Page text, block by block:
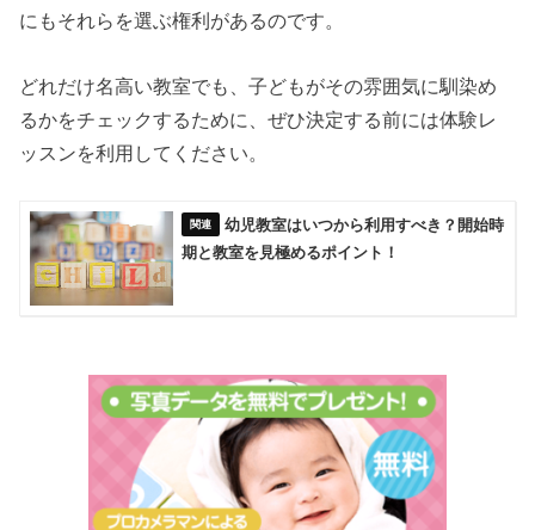
にもそれらを選ぶ権利があるのです。
どれだけ名高い教室でも、子どもがその雰囲気に馴染め
るかをチェックするために、ぜひ決定する前には体験レ
ッスンを利用してください。
幼児教室はいつから利用すべき？開始時
期と教室を見極めるポイント！